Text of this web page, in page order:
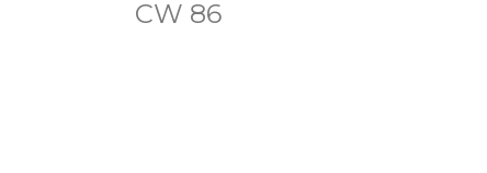
CW 86